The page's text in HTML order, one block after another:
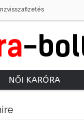
NŐI KARÓRA